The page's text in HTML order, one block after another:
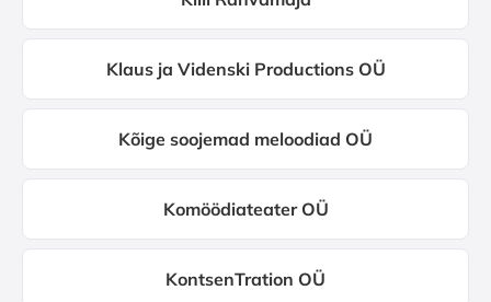
Klaus ja Videnski Productions OÜ
Kõige soojemad meloodiad OÜ
Komöödiateater OÜ
KontsenTration OÜ